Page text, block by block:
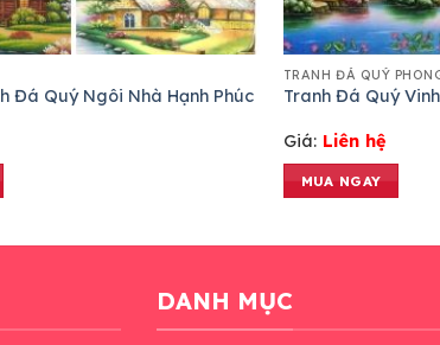
Đá Quý Ngôi Nhà Hạnh Phúc
TRANH ĐÁ QUÝ
Tranh Đá Quý
Giá: Liên hệ
MUA NGAY
DANH MỤC